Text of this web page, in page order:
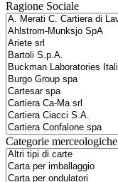
Ragione Sociale
Categorie merceologiche